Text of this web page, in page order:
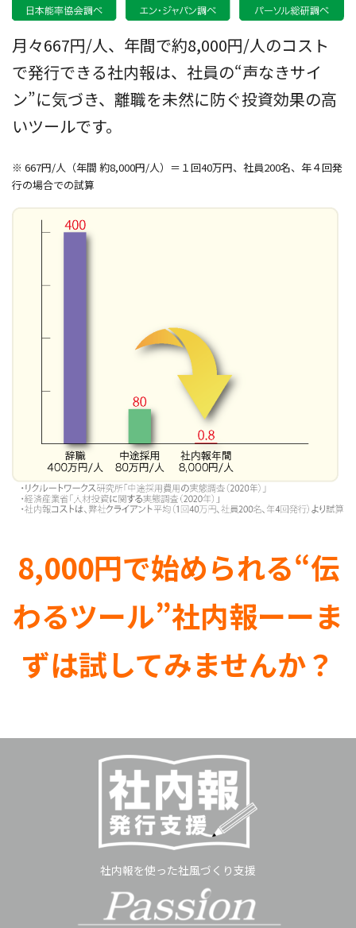
月々667円/人、年間で約8,000円/人のコスト
で発行できる社内報は、社員の“声なきサイ
ン”に気づき、離職を未然に防ぐ投資効果の高
いツールです。
※ 667円/人（年間 約8,000円/人）＝１回40万円、社員200名、年４回発
行の場合での試算
8,000円で始められる“伝
わるツール”社内報ーーま
ずは試してみませんか？
社内報を使った社風づくり支援